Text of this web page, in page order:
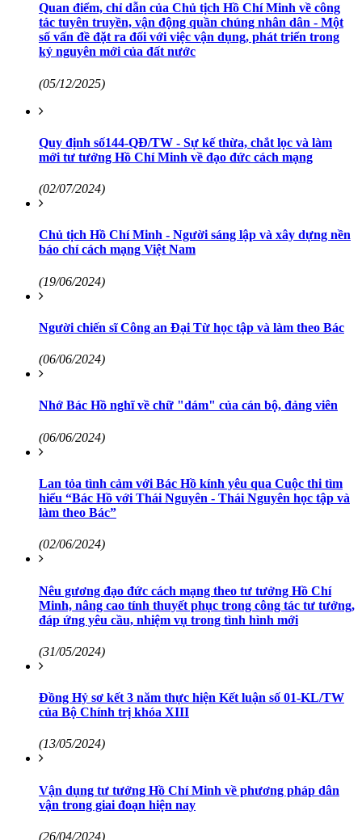
Quan điểm, chỉ dẫn của Chủ tịch Hồ Chí Minh về công
tác tuyên truyền, vận động quần chúng nhân dân - Một
số vấn đề đặt ra đối với việc vận dụng, phát triển trong
kỷ nguyên mới của đất nước
(05/12/2025)
Quy định số144-QĐ/TW - Sự kế thừa, chắt lọc và làm
mới tư tưởng Hồ Chí Minh về đạo đức cách mạng
(02/07/2024)
Chủ tịch Hồ Chí Minh - Người sáng lập và xây dựng nền
báo chí cách mạng Việt Nam
(19/06/2024)
Người chiến sĩ Công an Đại Từ học tập và làm theo Bác
(06/06/2024)
Nhớ Bác Hồ nghĩ về chữ "dám" của cán bộ, đảng viên
(06/06/2024)
Lan tỏa tình cảm với Bác Hồ kính yêu qua Cuộc thi tìm
hiểu “Bác Hồ với Thái Nguyên - Thái Nguyên học tập và
làm theo Bác”
(02/06/2024)
Nêu gương đạo đức cách mạng theo tư tưởng Hồ Chí
Minh, nâng cao tính thuyết phục trong công tác tư tưởng,
đáp ứng yêu cầu, nhiệm vụ trong tình hình mới
(31/05/2024)
Đồng Hỷ sơ kết 3 năm thực hiện Kết luận số 01-KL/TW
của Bộ Chính trị khóa XIII
(13/05/2024)
Vận dụng tư tưởng Hồ Chí Minh về phương pháp dân
vận trong giai đoạn hiện nay
(26/04/2024)